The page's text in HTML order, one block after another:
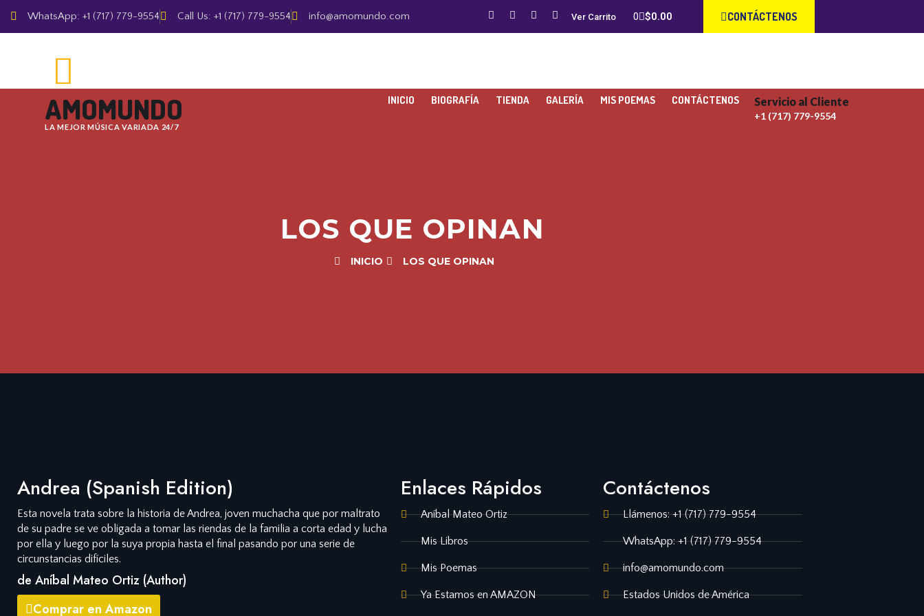
WhatsApp: +1 (717) 779-9554 Call Us: +1 (717) 779-9554 info@amomundo.com Ver Carrito $0.00 CONTÁCTENOS
AMOMUNDO
LA MEJOR MÚSICA VARIADA 24/7
INICIO BIOGRAFÍA TIENDA GALERÍA MIS POEMAS CONTÁCTENOS Servicio al Cliente
+1 (717) 779-9554
LOS QUE OPINAN
INICIO LOS QUE OPINAN
Andrea (Spanish Edition)
Esta novela trata sobre la historia de Andrea, joven muchacha que por maltrato
de su padre se ve obligada a tomar las riendas de la familia a corta edad y lucha
por ella y luego por la suya propia hasta el final pasando por una serie de
circunstancias difíciles.
de Aníbal Mateo Ortiz (Author)
Comprar en Amazon
Enlaces Rápidos
Aníbal Mateo Ortiz
Mis Libros
Mis Poemas
Ya Estamos en AMAZON
Contáctenos
Llámenos: +1 (717) 779-9554
WhatsApp: +1 (717) 779-9554
info@amomundo.com
Estados Unidos de América